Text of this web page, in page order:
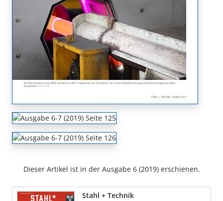
Dieser Artikel ist in der Ausgabe 6 (2019) erschienen.
Stahl + Technik